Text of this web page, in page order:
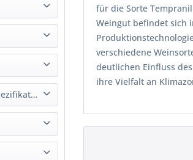
15,69 €
Lebensmittelspezifikation
für die Sorte
Weingut befindet sich
verschiedene
deutlichen Einfluss
ihre Vielfalt an